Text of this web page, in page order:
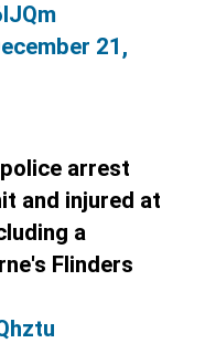
21,
arrest
and injured at
a
Flinders